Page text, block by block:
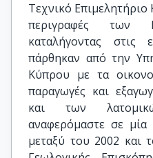
Τεχνικό
περιγραφές των
καταλήγοντας στις
πάρθηκαν από την
Κύπρου με τα
παραγωγές και
και των
αναφερόμαστε σε μία
μεταξύ του 2002 και